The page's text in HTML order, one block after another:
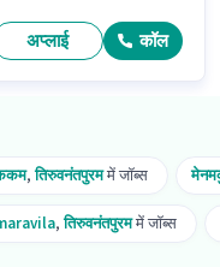
एग्जीक्यूटिव के रूप में
अप्लाई कॉल
,तिरुवनंतपुरममें जॉब्स
,तिरुवनंतपुरममें जॉब्स